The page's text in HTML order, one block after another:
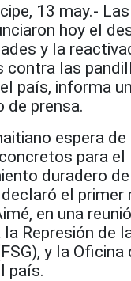
13 may.-
hoy el
y la
contra las
país, informa un
de prensa.
espera
para el
duradero
declaró el
en una
la Represión de
y la Oficina
país.